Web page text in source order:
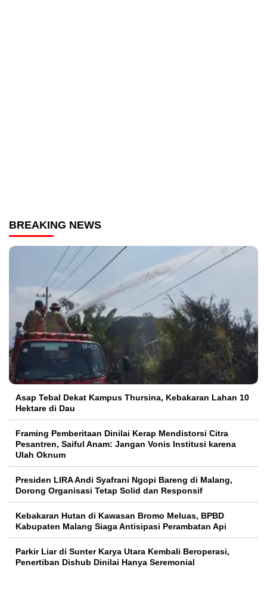
BREAKING NEWS
Asap Tebal Dekat Kampus Thursina, Kebakaran Lahan 10
Hektare di Dau
Framing Pemberitaan Dinilai Kerap Mendistorsi Citra
Pesantren, Saiful Anam: Jangan Vonis Institusi karena
Ulah Oknum
Presiden LIRA Andi Syafrani Ngopi Bareng di Malang,
Dorong Organisasi Tetap Solid dan Responsif
Kebakaran Hutan di Kawasan Bromo Meluas, BPBD
Kabupaten Malang Siaga Antisipasi Perambatan Api
Parkir Liar di Sunter Karya Utara Kembali Beroperasi,
Penertiban Dishub Dinilai Hanya Seremonial